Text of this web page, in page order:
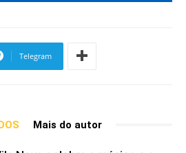
Telegram
Mais do autor